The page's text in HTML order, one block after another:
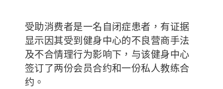
受助消费者是一名自闭症患者，有证据
显示因其受到健身中心的不良营商手法
及不合情理行为影响下，与该健身中心
签订了两份会员合约和一份私人教练合
约。